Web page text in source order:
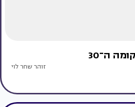
ה־30
זוהר שחר לוי